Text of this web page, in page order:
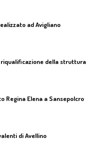
ad Avigliano
Regina Elena a Sansepolcro
di Avellino